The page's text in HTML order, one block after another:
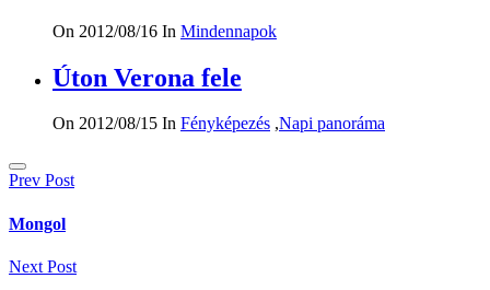
On 2012/08/16 In Mindennapok
Úton Verona fele
On 2012/08/15 In Fényképezés ,Napi panoráma
Bejegyzés
navigáció
Prev Post
Mongol
Next Post